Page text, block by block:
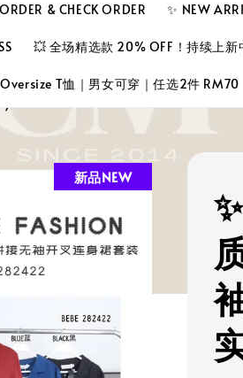
& CHECK ORDER ✨ NEW
💥 全场精选款 20% OFF！持续上新
T恤｜男女可穿｜任选2件 RM70
新品NEW